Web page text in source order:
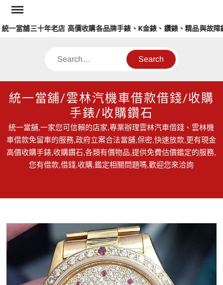
Skip
content
當舖三十年老店 高價收購各品牌手錶、K金錶、鑽錶、精品與故障錶
Search
統一當舖/雲林汽機車借款借錢/收購
手錶/收購鑽石
統一當舖,一家您可信賴的店家,專業辦理雲林汽車借錢、雲林機
車借款免留車的服務,政府立案合法當舖,保密,快速放款,更有現金
高價收購手錶,收購鑽石,各類有價物品,提供免費估價鑑定的服務,
您有借款,借錢,收購,鑑定相關問題嗎,歡迎您來洽詢